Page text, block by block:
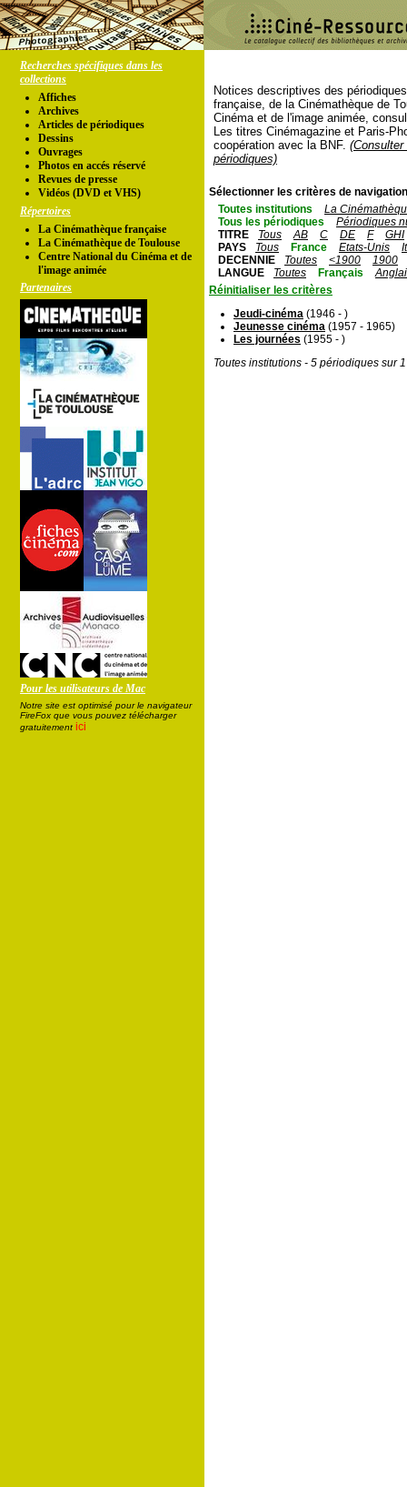
Recherches spécifiques dans les
collections
Affiches
Archives
Articles de périodiques
Dessins
Ouvrages
Photos en accés réservé
Revues de presse
Vidéos (DVD et VHS)
Répertoires
La Cinémathèque française
La Cinémathèque de Toulouse
Centre National du Cinéma et de
l'image animée
Partenaires
Pour les utilisateurs de Mac
Notre site est optimisé pour le navigateur
FireFox que vous pouvez télécharger
gratuitement ici
Notices descriptives des
française, de la Cinémathèque de
Cinéma et de l'image animée,
Les titres Cinémagazine et Paris-
coopération avec la BNF.
périodiques)
Sélectionner les critères de
Toutes institutions
La
Tous les périodiques
Périodiques
TITRE
Tous AB C DE F
GHI
PAYS
Tous France Etats-Unis
DECENNIE
Toutes <1900
1900
LANGUE
Toutes Français
Réinitialiser les critères
Jeudi-cinéma (1946 - )
Jeunesse cinéma (1957 - 1965)
Les journées (1955 - )
Toutes institutions - 5 périodiques sur